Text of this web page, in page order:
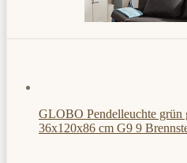
GLOBO Pendelleuchte
36x120x86 cm G9 9